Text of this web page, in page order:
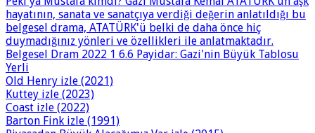
hayatının, sanata ve sanatçıya verdiği değerin anlatıldığı bu
belgesel drama, ATATÜRK'ü belki de daha önce hiç
duymadığınız yönleri ve özellikleri ile anlatmaktadır.
Belgesel Dram 2022 1 6.6 Payidar: Gazi'nin Büyük Tablosu
Yerli
Old Henry izle (2021)
Kuttey izle (2023)
Coast izle (2022)
Barton Fink izle (1991)